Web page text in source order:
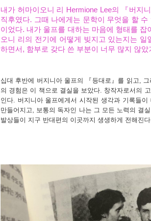
내가 허마이오니 리 Hermione Lee의 『버지
직후였다. 그때 나에게는 문학이 무엇을 할
이었다. 내가 울프를 대하는 마음에 형태를
오니 리의 전기에 어떻게 빚지고 있는지는 일
하면서 , 함부로 갖다 쓴 부분이 너무 많지 않
십대 후반에 버지니아 울프의 『 등대로』를 읽고,
의 경험은 이 책으로 결실을 보았다. 창작자로서의
인다. 버지니아 울프에게서 시작된 생각과 기록들
만들어지고, 보통의 독자인 나는 그 모든 노력의 결
발상들이 지구 반대편의 이곳까지 생생하게 전해진다